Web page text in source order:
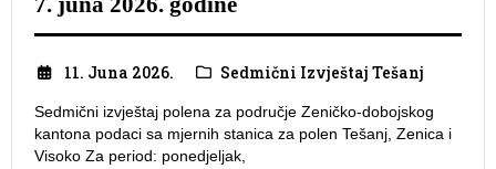
11. Juna 2026. Sedmični Izvještaj Tešanj
Sedmični izvještaj polena za područje Zeničko-dobojskog
kantona podaci sa mjernih stanica za polen Tešanj, Zenica i
Visoko Za period: ponedjeljak,